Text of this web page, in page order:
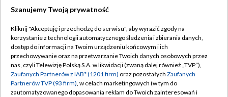
TVP
Abonament TVP
Emisja w TVP
Centrum informacji TVP
Regulamin TVP
Polityka prywatności
Moje zgody
Szanujemy Twoją prywatność
Kliknij "Akceptuję i przechodzę do serwisu", aby wyrazić zgody na
korzystanie z technologii automatycznego śledzenia i zbierania danych,
dostęp do informacji na Twoim urządzeniu końcowym i ich
przechowywanie oraz na przetwarzanie Twoich danych osobowych przez
nas, czyli Telewizję Polską S.A. w likwidacji (zwaną dalej również „TVP”),
Zaufanych Partnerów z IAB* (1201 firm) oraz pozostałych Zaufanych
Partnerów TVP (93 firm), w celach marketingowych (w tym do
zautomatyzowanego dopasowania reklam do Twoich zainteresowań i